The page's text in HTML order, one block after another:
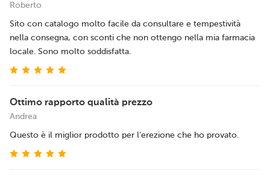
Roberto
Sito con catalogo molto facile da consultare e tempestività
nella consegna, con sconti che non ottengo nella mia farmacia
locale. Sono molto soddisfatta.
Ottimo rapporto qualità prezzo
Andrea
Questo è il miglior prodotto per l'erezione che ho provato.